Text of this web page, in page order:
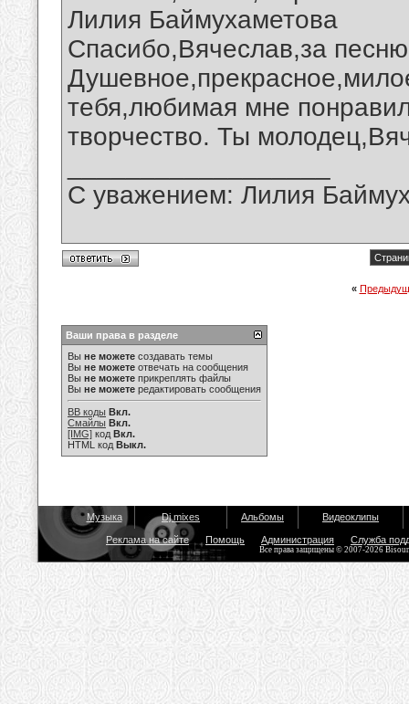
Лилия Баймухаметова
Спасибо,Вячеслав,за
тебя,любимая мне
творчество. Ты
С уважением: Лилия
«
Ваши права в разделе
Вы не можете создавать темы
Вы не можете отвечать на сообщения
Вы не можете прикреплять файлы
Вы не можете редактировать сообщения
BB коды Вкл.
Смайлы Вкл.
[IMG] код Вкл.
HTML код Выкл.
Музыка Dj mixes Альбомы Видеоклипы
Реклама на сайте Помощь Администрация Служба
Все права защищены © 2007-2026